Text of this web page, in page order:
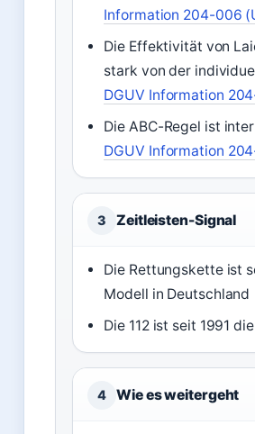
Information 204-006
Die Effektivität von
stark von der
DGUV Information
Die ABC-Regel ist
DGUV Information
3 Zeitleisten-Signal
Die Rettungskette ist
Modell in Deutschland
Die 112 ist seit 1991
4 Wie es weitergeht